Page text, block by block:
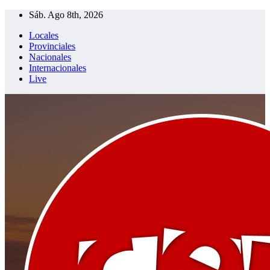
Saltar
contenido
Sáb. Ago 8th, 2026
Locales
Provinciales
Nacionales
Internacionales
Live